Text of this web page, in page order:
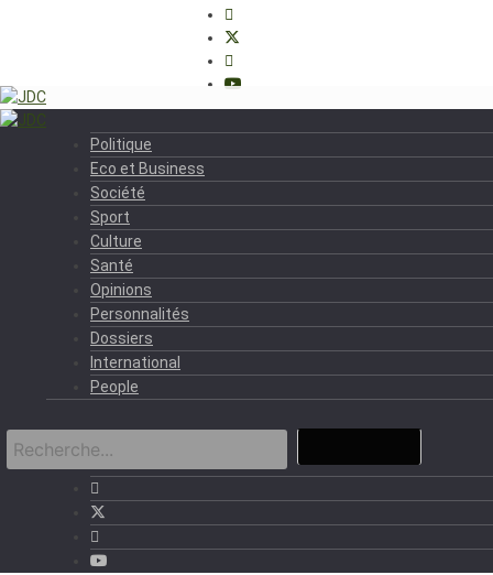
Politique
Eco et Business
Société
Sport
Culture
Santé
Opinions
Personnalités
Dossiers
International
People